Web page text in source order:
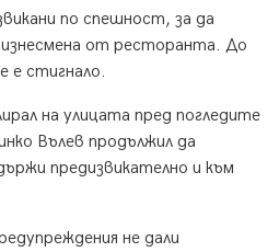
по спешност, за да
от ресторанта. До
е стигнало.
на улицата пред погледите
Вълев продължил да
предизвикателно и към
не дали